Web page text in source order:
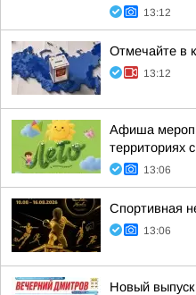
13:12
Отмечайте в
13:12
Афиша
территориях
13:06
Спортивная
13:06
Новый